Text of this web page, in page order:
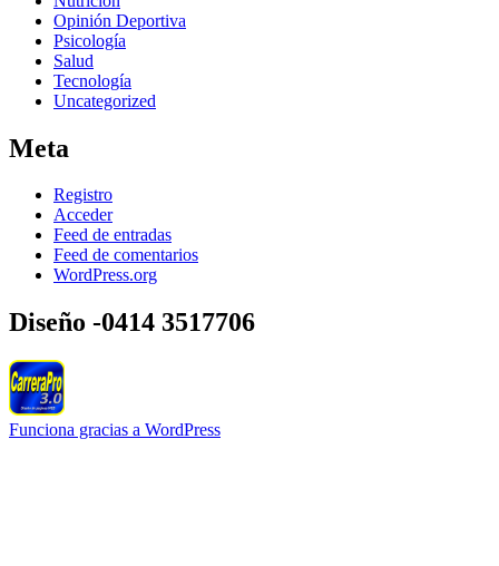
Opinión Deportiva
Psicología
Salud
Tecnología
Uncategorized
Meta
Registro
Acceder
Feed de entradas
Feed de comentarios
WordPress.org
Diseño -0414 3517706
Funciona gracias a WordPress